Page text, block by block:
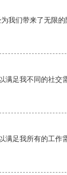
我们带来了无限的
足我不同的社交需
足我所有的工作